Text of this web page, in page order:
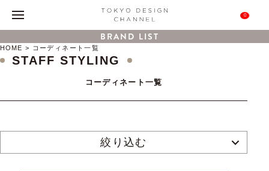
0
BRAND LIST
HOME コーディネート一覧
STAFF STYLING
コーディネート一覧
絞り込む